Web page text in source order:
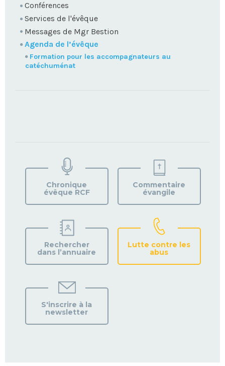
Conférences
Services de l'évêque
Messages de Mgr Bestion
Agenda de l’évêque
Formation pour les accompagnateurs au
catéchuménat
VOTRE
PAROISSE
Chronique
évêque RCF
Commentaire
évangile
Rechercher
dans l’annuaire
Lutte contre les
abus
S'inscrire à la
newsletter